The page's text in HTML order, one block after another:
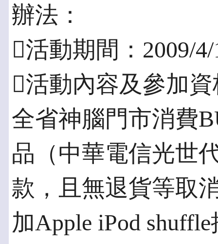
辦法：
活動期間：2009/
活動內容及參加
全省神腦門市消費
品（中華電信光世
款，且無退貨等取
加Apple iPod